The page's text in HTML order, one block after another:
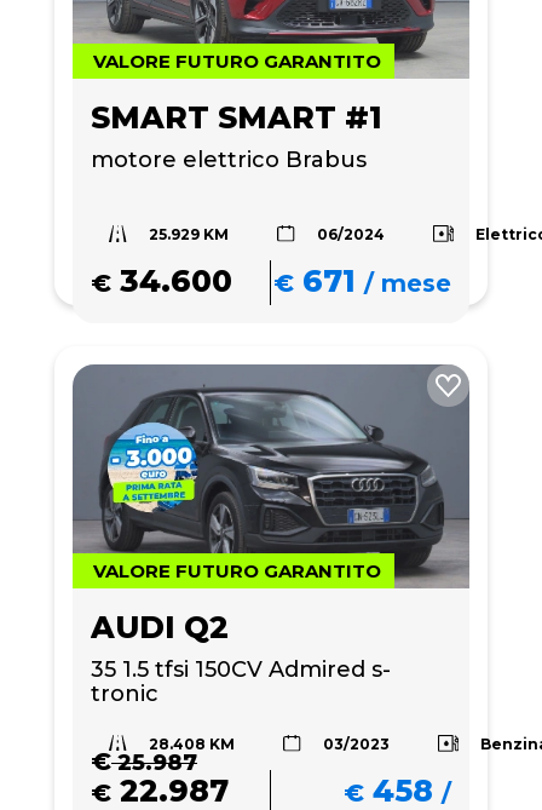
VALORE FUTURO GARANTITO
SMART SMART #1
motore elettrico Brabus
25.929 KM 06/2024
€ 34.600 € 671 /mese
VALORE FUTURO GARANTITO
AUDI Q2
35 1.5 tfsi 150CV Admired s-
tronic
28.408 KM 03/2023
€25.987
€ 22.987 € 458 /